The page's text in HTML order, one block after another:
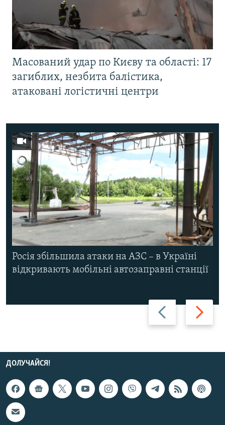
Масований удар по Києву та області: 17
загиблих, незбита балістика,
атаковані логістичні центри
Назад Вперед
Росія збільшила атаки на АЗС – в Україні
відкривають мобільні автозаправні станції
ДОЛУЧАЙСЯ!